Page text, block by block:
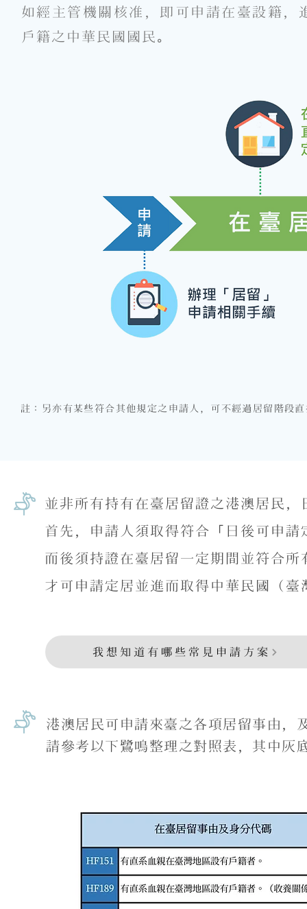
如經主管機關核准，即可申請在臺設籍
戶籍之中華民國國民。
註：另亦有某些符合其他規定之申請人，可不經過居留階段
並非所有持有在臺居留證之港澳居民
首先，申請人須取得符合「日後可申
而後須持證在臺居留一定期間並符合所
才可申請定居並進而取得中華民國（臺
我想知道有哪些常見申請方案
港澳居民可申請來臺之各項居留事由，
請參考以下鷺鳴整理之對照表，其中灰